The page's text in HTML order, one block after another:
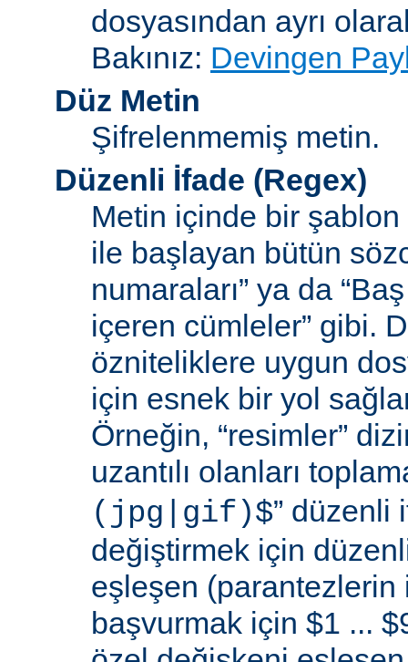
dosyasından ayrı
Bakınız: Devingen
Düz Metin
Şifrelenmemiş metin.
Düzenli İfade (Regex)
Metin içinde bir şablon
ile başlayan bütün
numaraları” ya da
içeren cümleler” gibi.
özniteliklere uygun
için esnek bir yol
Örneğin, “resimler”
uzantılı olanları
(jpg|gif)$” düzenli
değiştirmek için
eşleşen (parantezlerin
başvurmak için $1 ...